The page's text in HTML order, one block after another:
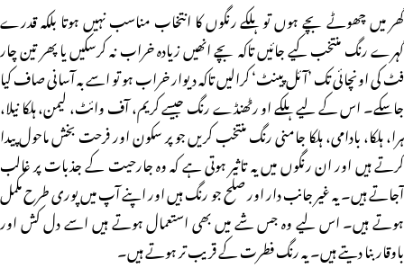
گھر میں چھوٹے بچے ہوں تو ہلکے رنگوں کا انتخاب مناسب نہیں ہوتا بلکہ قدرے
گہرے رنگ منتخب کیے جائیں تاکہ بچے انھیں زیادہ خراب نہ کرسکیں یا پھر تین چار
فٹ کی اونچائی تک ’آئل پینٹ‘ کرالیں تاکہ دیوار خراب ہو تو اسے بہ آسانی صاف کیا
جاسکے۔ اس کے لیے ہلکے او رٹھنڈے رنگ جیسے کریم، آف وائٹ، لیمن، ہلکا نیلا،
ہرا، ہلکا، بادامی، ہلکا جامنی رنگ منتخب کریں جو پر سکون اور فرحت بخش ماحول پیدا
کرتے ہیں اور ان رنگوں میں یہ تاثیر ہوتی ہے کہ وہ جارحیت کے جذبات پر غالب
آجاتے ہیں۔ یہ غیر جانب دار اور صلح جو رنگ ہیں اور اپنے آپ میں پوری طرح مکمل
ہوتے ہیں۔ اس لیے وہ جس شے میں بھی استعمال ہوتے ہیں اسے دل کش اور
باوقار بنا دیتے ہیں۔ یہ رنگ فطرت کے قریب تر ہوتے ہیں۔